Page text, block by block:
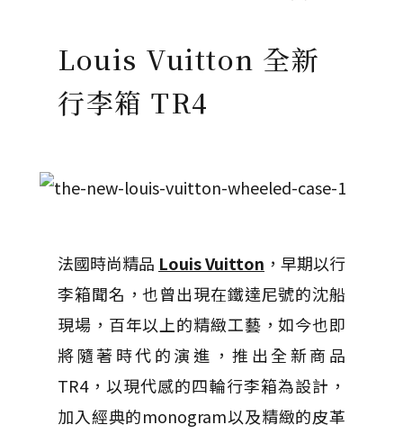
Louis Vuitton 全新
行李箱 TR4
法國時尚精品 Louis Vuitton ，早期以行
李箱聞名，也曾出現在鐵達尼號的沈船
現場，百年以上的精緻工藝，如今也即
將隨著時代的演進，推出全新商品
TR4，以現代感的四輪行李箱為設計，
加入經典的monogram以及精緻的皮革